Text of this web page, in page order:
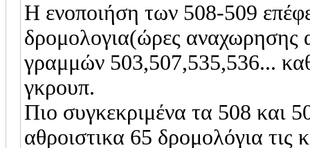
Η ενοποιήση των 508-509
δρομολογια(ώρες αναχωρησης
γραμμών 503,507,535,536...
γκρουπ.
Πιο συγκεκριμένα τα 508 και
αθροιστικα 65 δρομολόγια τις